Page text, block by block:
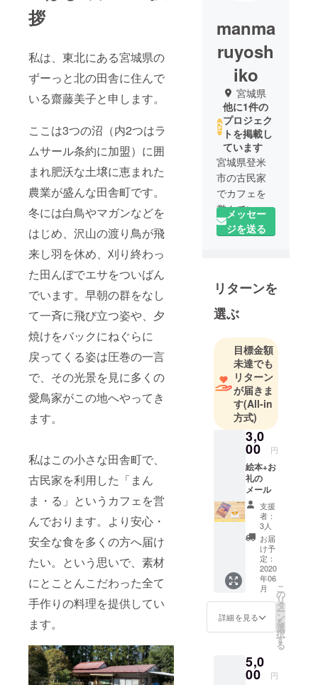
拶
私は、東北にある宮城県の
ずーっと北の田舎に住んで
いる齋藤美子と申します。
ここは3つの沼（内2つはラ
ムサール条約に加盟）に囲
まれ肥沃な土壌に恵まれた
農業が盛んな田舎町です。
冬には白鳥やマガンなどを
はじめ、沢山の渡り鳥が飛
来し羽を休め、刈り終わっ
た田んぼでエサをついばん
でいます。早朝の群をなし
て一斉に飛び立つ姿や、夕
焼けをバックにねぐらに
戻ってくる姿は圧巻の一言
で、その光景を見に多くの
愛鳥家がこの地へやってき
ます。
私はこの小さな田舎町で、
古民家を利用した「まん
ま・る」というカフェを営
んでおります。より安心・
安全な食を多くの方へ届け
たい。という思いで、素材
にとことんこだわった全て
手作りの料理を提供してい
ます。
manma
ruyosh
iko
宮城県
他に1件の
プロジェク
トを掲載し
ています
宮城県登米
市の古民家
でカフェを
営んでい
る、齋藤美
子（さいと
す。みなさ
より豊か
なるよう
に、まん
ま・るな笑
顔で美味し
く身体に良
いお食事を
提供させて
頂いており
ます。
メッセー
ジを送る
リターンを
選ぶ
目標金額
未達でも
リターン
が届きま
す(All-in
方式)
3,0
00 円
絵本+お
礼の
メール
支援
者：
3人
お届
け予
定：
2020
年06
月
詳細を見る
こ
の
リ
タ
ー
ン
を
選
択
す
る
5,0
00 円